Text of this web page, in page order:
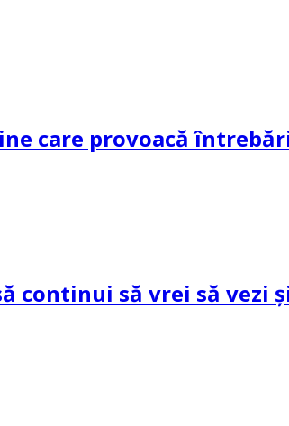
care provoacă
continui să vrei să vezi